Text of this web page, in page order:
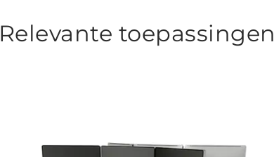
Relevante toepassingen